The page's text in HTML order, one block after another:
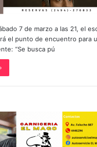
7 de marzo a las 21, el
el punto de encuentro para
“Se busca pú